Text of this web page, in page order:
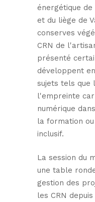
énergétique
et du liège de
conserves
CRN de
présenté
développent
sujets tels que
l'empreinte
numérique
la formation
inclusif.
La session du
une table
gestion des
les CRN